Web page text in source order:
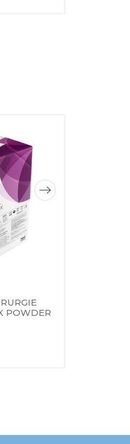
POWDER